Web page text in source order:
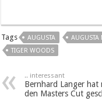
Tags AUGUSTA AUGUSTA
TIGER WOODS
.. interessant
Bernhard Langer hat
den Masters Cut